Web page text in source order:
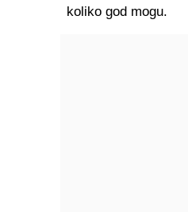
koliko god mogu.